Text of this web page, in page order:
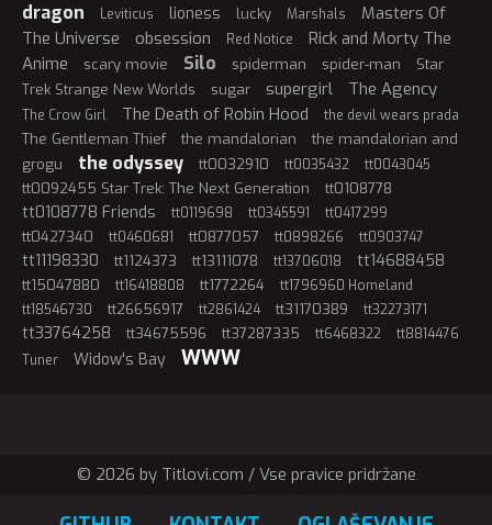
dragon
Leviticus lioness lucky Marshals
Masters Of
The Universe
obsession Red Notice
Rick and Morty The
Anime
scary movie Silo spiderman spider-man
Star
Trek Strange New Worlds
sugar supergirl The Agency
The Crow Girl The Death of Robin Hood the devil wears prada
The Gentleman Thief the mandalorian
the mandalorian and
grogu
the odyssey tt0032910 tt0035432 tt0043045
tt0092455 Star Trek: The Next Generation tt0108778
tt0108778 Friends tt0119698 tt0345591 tt0417299
tt0427340 tt0460681 tt0877057 tt0898266 tt0903747
tt11198330 tt1124373 tt13111078 tt13706018 tt14688458
tt15047880 tt16418808 tt1772264
tt1796960 Homeland
tt18546730
tt26656917 tt2861424 tt31170389 tt32273171
tt33764258 tt34675596 tt37287335 tt6468322
tt8814476
Tuner
Widow's Bay WWW
© 2026 by Titlovi.com / Vse pravice pridržane